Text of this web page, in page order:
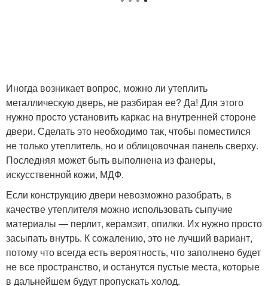
Иногда возникает вопрос, можно ли утеплить
металлическую дверь, не разбирая ее? Да! Для этого
нужно просто установить каркас на внутренней стороне
двери. Сделать это необходимо так, чтобы поместился
не только утеплитель, но и облицовочная панель сверху.
Последняя может быть выполнена из фанеры,
искусственной кожи, МДФ.
Если конструкцию двери невозможно разобрать, в
качестве утеплителя можно использовать сыпучие
материалы — перлит, керамзит, опилки. Их нужно просто
засыпать внутрь. К сожалению, это не лучший вариант,
потому что всегда есть вероятность, что заполнено будет
не все пространство, и останутся пустые места, которые
в дальнейшем будут пропускать холод.